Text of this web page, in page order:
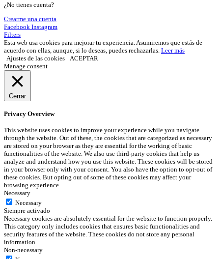
¿No tienes cuenta?
Crearme una cuenta
Facebook Instagram
Filters
Esta web usa cookies para mejorar tu experiencia. Asumiremos que estás de
acuerdo con ellas, aunque, si lo deseas, puedes rechazarlas. Leer más
Ajustes de las cookies
ACEPTAR
Manage consent
Cerrar
Privacy Overview
This website uses cookies to improve your experience while you navigate
through the website. Out of these, the cookies that are categorized as necessary
are stored on your browser as they are essential for the working of basic
functionalities of the website. We also use third-party cookies that help us
analyze and understand how you use this website. These cookies will be stored
in your browser only with your consent. You also have the option to opt-out of
these cookies. But opting out of some of these cookies may affect your
browsing experience.
Necessary
Necessary
Siempre activado
Necessary cookies are absolutely essential for the website to function properly.
This category only includes cookies that ensures basic functionalities and
security features of the website. These cookies do not store any personal
information.
Non-necessary